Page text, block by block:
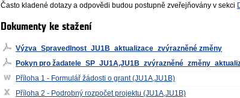
Často kladené dotazy a odpovědi budou postupně zveřejňovány v sekci
Dokumenty ke stažení
Výzva_Spravedlnost_JU1B_aktualizace_zvýrazněné změny
Pokyn pro
Příloha 1 - Formulář žádosti o grant (JU1A,JU1B)
Příloha 2 - Podrobný rozpočet projektu (JU1A,JU1B)